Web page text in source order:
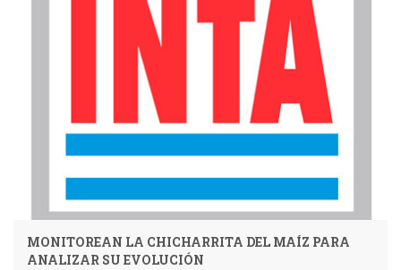
MONITOREAN LA CHICHARRITA DEL MAÍZ PARA
ANALIZAR SU EVOLUCIÓN